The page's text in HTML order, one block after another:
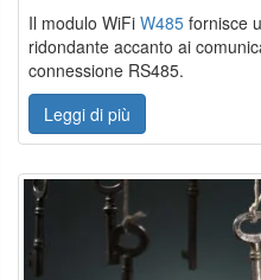
Il modulo WiFi W485 fornisce
ridondante accanto ai
connessione RS485.
Leggi di più